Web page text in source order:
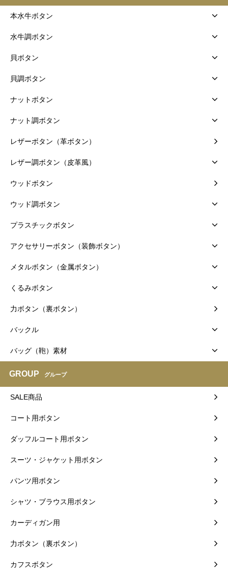
本水牛ボタン
水牛調ボタン
貝ボタン
貝調ボタン
ナットボタン
ナット調ボタン
レザーボタン（革ボタン）
レザー調ボタン（皮革風）
ウッドボタン
ウッド調ボタン
プラスチックボタン
アクセサリーボタン（装飾ボタン）
メタルボタン（金属ボタン）
くるみボタン
力ボタン（裏ボタン）
バックル
バッグ（鞄）素材
GROUP グループ
SALE商品
コート用ボタン
ダッフルコート用ボタン
スーツ・ジャケット用ボタン
パンツ用ボタン
シャツ・ブラウス用ボタン
カーディガン用
力ボタン（裏ボタン）
カフスボタン